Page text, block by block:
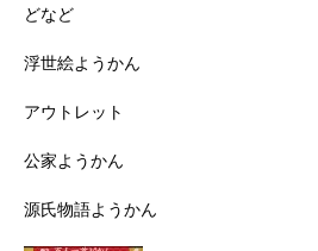
どなど
浮世絵ようかん
アウトレット
公家ようかん
源氏物語ようかん